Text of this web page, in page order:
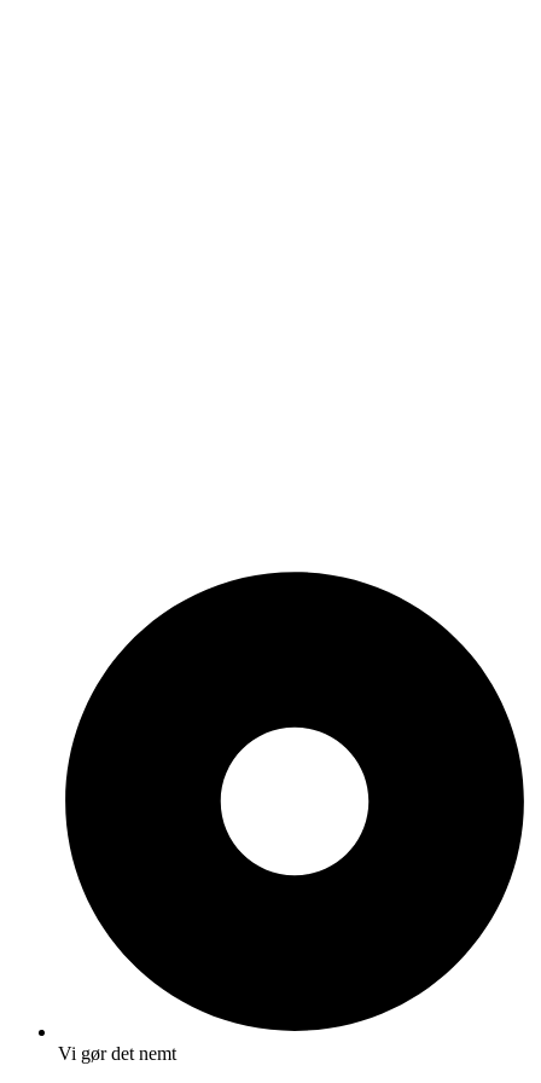
Vi gør det nemt